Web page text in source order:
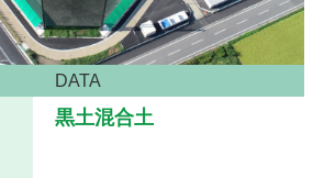
DATA
黒土混合土